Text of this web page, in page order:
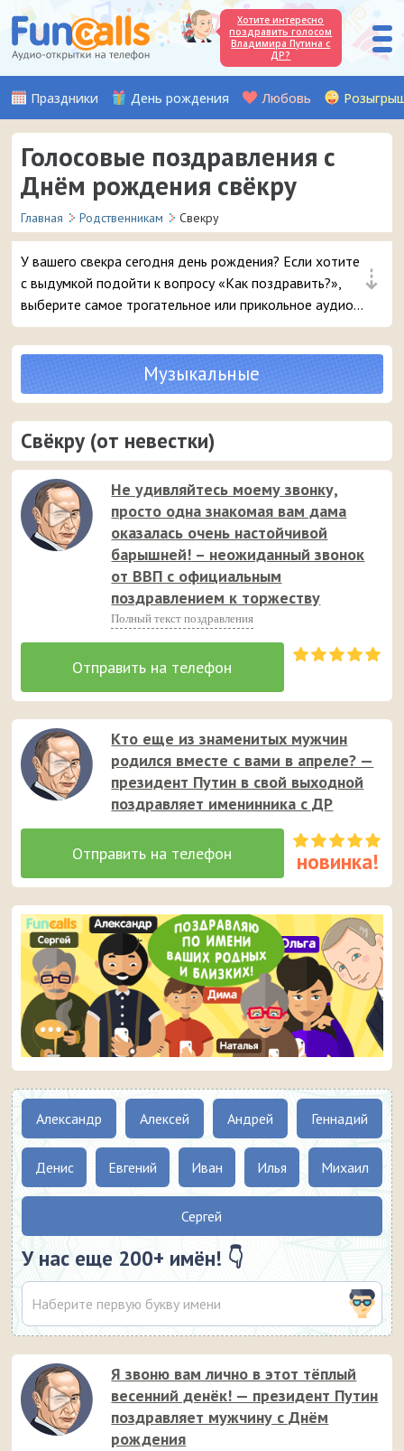
Хотите интересно
поздравить голосом
Владимира Путина с
ДР?
Праздники День рождения Любовь
Голосовые поздравления с
Днём рождения свёкру
Главная Родственникам Свекру
⇣
У вашего свекра сегодня день рождения? Если хотите
с выдумкой подойти к вопросу «Как поздравить?»,
выберите самое трогательное или прикольное аудио
поздравление от невестки и отправьте его своему
свекру прямо с сайта на мобильный телефон.
Музыкальные
Свёкру (от невестки)
Не удивляйтесь моему звонку,
просто одна знакомая вам дама
оказалась очень настойчивой
барышней! – неожиданный звонок
от ВВП с официальным
поздравлением к торжеству
Полный текст поздравления
Кто еще из знаменитых мужчин
родился вместе с вами в апреле? —
президент Путин в свой выходной
поздравляет именинника с ДР
Александр Алексей Андрей Геннадий
Денис Евгений Иван Илья Михаил
Сергей
У нас еще 200+ имён! 👇
Я звоню вам лично в этот тёплый
весенний денёк! — президент Путин
поздравляет мужчину с Днём
рождения